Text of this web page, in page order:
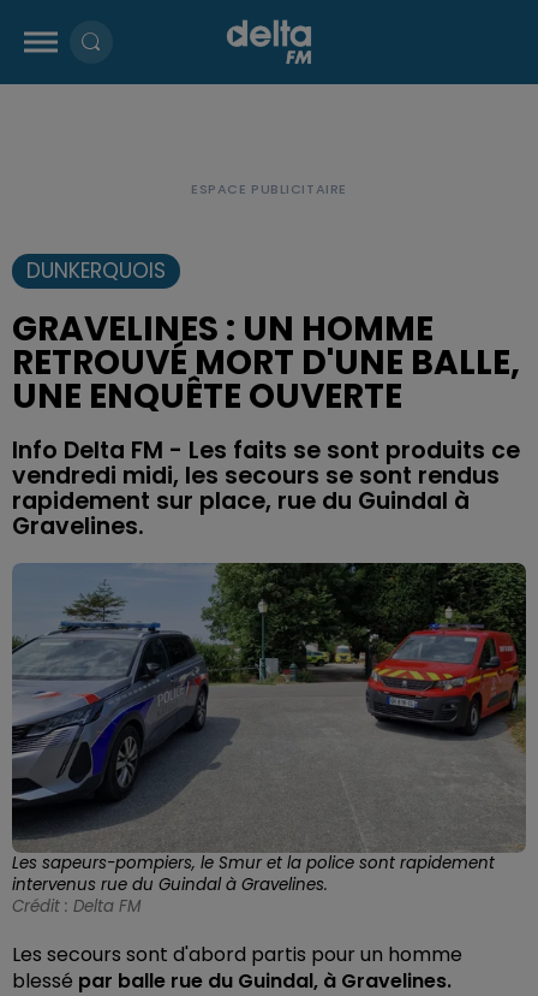
DUNKERQUOIS
GRAVELINES : UN HOMME
RETROUVÉ MORT D'UNE BALLE,
UNE ENQUÊTE OUVERTE
Info Delta FM - Les faits se sont produits ce
vendredi midi, les secours se sont rendus
rapidement sur place, rue du Guindal à
Gravelines.
Les sapeurs-pompiers, le Smur et la police sont rapidement
intervenus rue du Guindal à Gravelines.
Crédit : Delta FM
Les secours sont d'abord partis pour un homme
blessé par balle rue du Guindal, à Gravelines.